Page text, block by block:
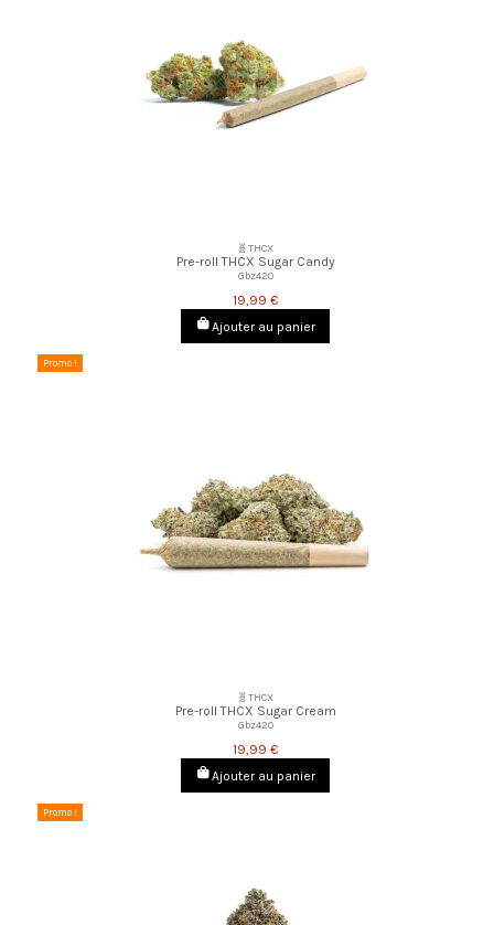
🧬THCX
Pre-roll THCX Sugar Candy
Gbz420
19,99 €
Ajouter au panier
Promo !
🧬THCX
Pre-roll THCX Sugar Cream
Gbz420
19,99 €
Ajouter au panier
Promo !